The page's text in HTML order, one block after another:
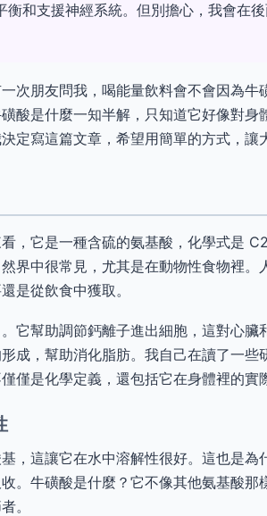
衡和支援神經系統。但別擔心，我會在
次朋友問我，喝能量飲料會不會因為牛
酸是什麼一知半解，只知道它好像對身
定寫這篇文章，希望用簡單的方式，讓
，它是一種含硫的氨基酸，化學式是
界中很常見，尤其是在動物性食物裡。
是從飲食中獲取。
它幫助調節鈣離子進出細胞，這對心臟
成，幫助消化脂肪。我自己在讀了一些
僅是化學定義，還包括它在身體裡的實
，這讓它在水中溶解性很好。這也是為
。牛磺酸是什麼？它不像其他氨基酸那
。